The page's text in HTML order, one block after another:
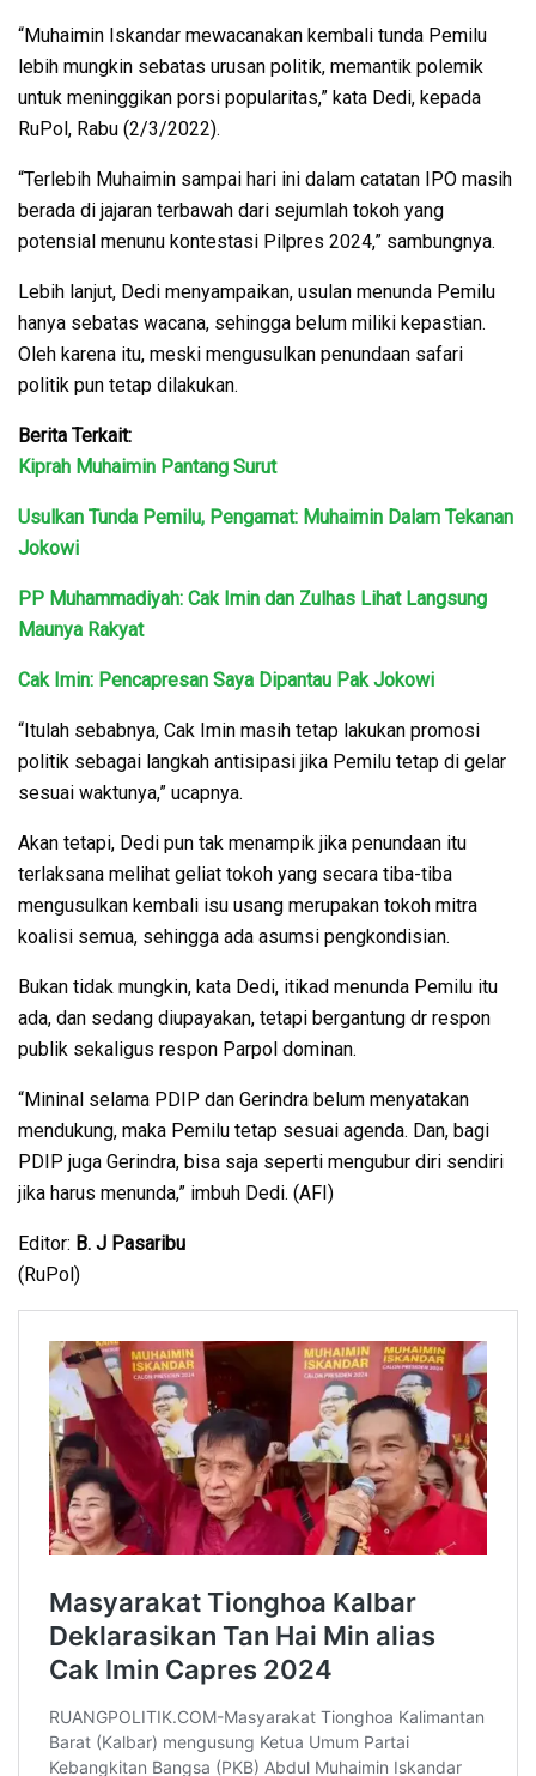
“Muhaimin Iskandar mewacanakan kembali tunda Pemilu
lebih mungkin sebatas urusan politik, memantik polemik
untuk meninggikan porsi popularitas,” kata Dedi, kepada
RuPol, Rabu (2/3/2022).
“Terlebih Muhaimin sampai hari ini dalam catatan IPO masih
berada di jajaran terbawah dari sejumlah tokoh yang
potensial menunu kontestasi Pilpres 2024,” sambungnya.
Lebih lanjut, Dedi menyampaikan, usulan menunda Pemilu
hanya sebatas wacana, sehingga belum miliki kepastian.
Oleh karena itu, meski mengusulkan penundaan safari
politik pun tetap dilakukan.
Berita Terkait:
Kiprah Muhaimin Pantang Surut
Usulkan Tunda Pemilu, Pengamat: Muhaimin Dalam Tekanan
Jokowi
PP Muhammadiyah: Cak Imin dan Zulhas Lihat Langsung
Maunya Rakyat
Cak Imin: Pencapresan Saya Dipantau Pak Jokowi
“Itulah sebabnya, Cak Imin masih tetap lakukan promosi
politik sebagai langkah antisipasi jika Pemilu tetap di gelar
sesuai waktunya,” ucapnya.
Akan tetapi, Dedi pun tak menampik jika penundaan itu
terlaksana melihat geliat tokoh yang secara tiba-tiba
mengusulkan kembali isu usang merupakan tokoh mitra
koalisi semua, sehingga ada asumsi pengkondisian.
Bukan tidak mungkin, kata Dedi, itikad menunda Pemilu itu
ada, dan sedang diupayakan, tetapi bergantung dr respon
publik sekaligus respon Parpol dominan.
“Mininal selama PDIP dan Gerindra belum menyatakan
mendukung, maka Pemilu tetap sesuai agenda. Dan, bagi
PDIP juga Gerindra, bisa saja seperti mengubur diri sendiri
jika harus menunda,” imbuh Dedi. (AFI)
Editor: B. J Pasaribu
(RuPol)